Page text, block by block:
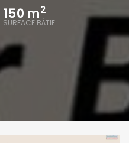
150 m2
SURFACE BÂTIE